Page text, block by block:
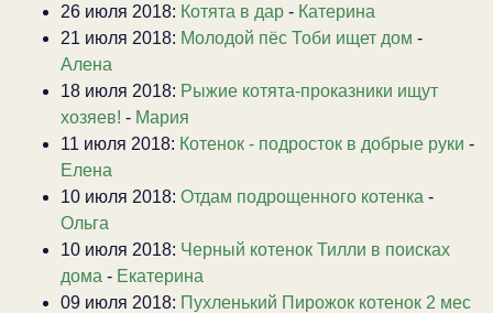
26 июля 2018: Котята в дар - Катерина
21 июля 2018: Молодой пёс Тоби ищет дом -
Алена
18 июля 2018: Рыжие котята-проказники ищут
хозяев! - Мария
11 июля 2018: Котенок - подросток в добрые руки -
Елена
10 июля 2018: Отдам подрощенного котенка -
Ольга
10 июля 2018: Черный котенок Тилли в поисках
дома - Екатерина
09 июля 2018: Пухленький Пирожок котенок 2 мес